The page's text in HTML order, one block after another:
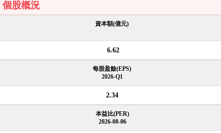
個股概況
資本額(億元)
6.62
每股盈餘(EPS)
2026-Q1
2.34
本益比(PER)
2026-08-06